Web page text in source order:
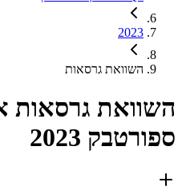
2023
השוואת גרסאות
השוואת גרסאות
ספורטבק 2023